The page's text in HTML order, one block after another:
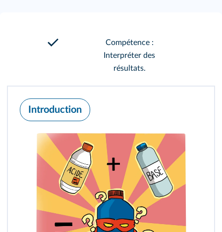
Compétence :
Interpréter des
résultats.
Introduction